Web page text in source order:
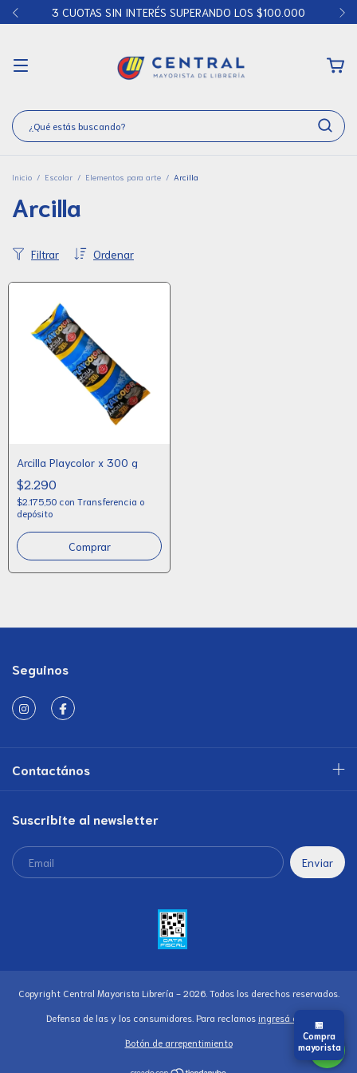
3 CUOTAS SIN INTERÉS SUPERANDO LOS $100.000
Inicio / Escolar / Elementos para arte / Arcilla
Arcilla
Ordenar
Filtrar
Arcilla Playcolor x 300 g
$2.290
$2.175,50 con Transferencia o
depósito
Seguinos
Contactános
Suscribite al newsletter
Copyright Central Mayorista Librería - 2026. Todos los derechos reservados.
Defensa de las y los consumidores. Para reclamos ingresá acá.
Botón de arrepentimiento
🏪
Compra
mayorista